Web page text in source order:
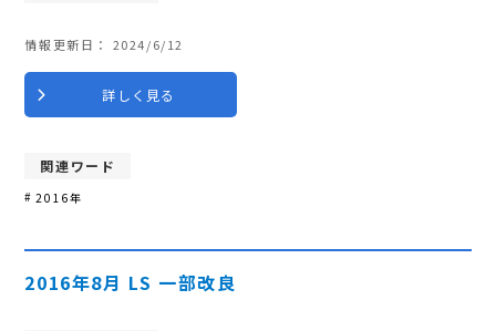
情報更新日： 2024/6/12
詳しく見る
関連ワード
2016年
2016年8月 LS 一部改良